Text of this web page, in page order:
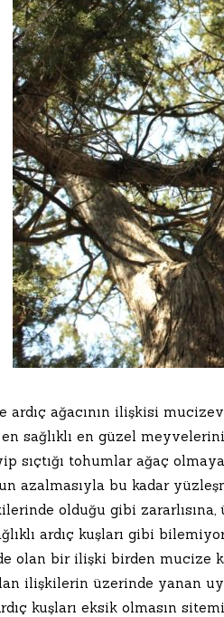
ardıç ağacının ilişkisi
en sağlıklı en güzel
sıçtığı tohumlar ağaç
azalmasıyla bu kadar
olduğu gibi zararlısına,
ardıç kuşları gibi
olan bir ilişki birden mucize
ilişkilerin üzerinde yanan
kuşları eksik olmasın